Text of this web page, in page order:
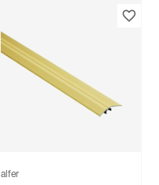
alfer